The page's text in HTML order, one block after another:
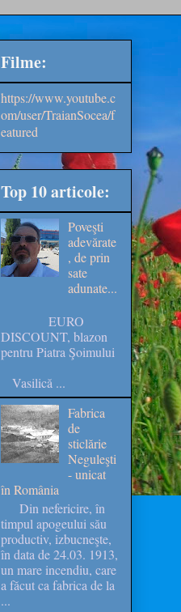
Filme:
https://www.youtube.c
om/user/TraianSocea/f
eatured
Top 10 articole:
Poveşti
adevărate
, de prin
sate
adunate...
EURO
DISCOUNT, blazon
pentru Piatra Şoimului
Vasilică ...
Fabrica
de
sticlărie
Neguleşti
- unicat
în România
Din nefericire, în
timpul apogeului său
productiv, izbucneşte,
în data de 24.03. 1913,
un mare incendiu, care
a făcut ca fabrica de la
...